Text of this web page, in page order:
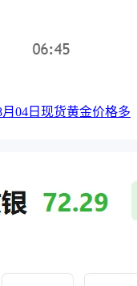
04日现货黄金价格多